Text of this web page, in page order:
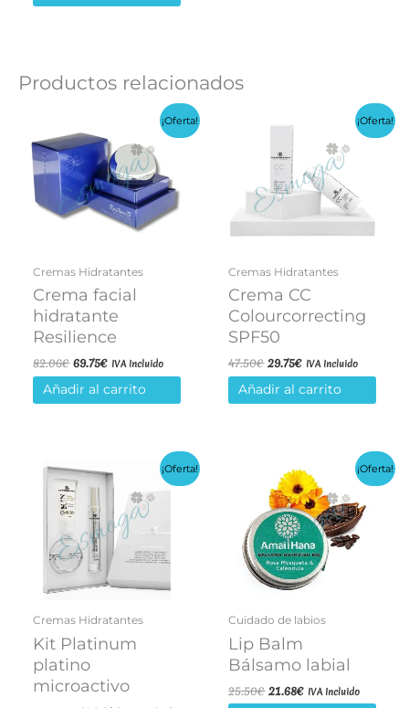
Productos relacionados
¡Oferta!
Cremas Hidratantes
Crema facial
hidratante
Resilience
82.06€El
precio
original
era:
69.75€El
precio
actual
es:
IVA Incluido
Añadir al carrito
¡Oferta!
Cremas Hidratantes
Crema CC
Colourcorrecting
SPF50
47.50€El
precio
original
era:
29.75€El
precio
actual
es:
IVA Incluido
Añadir al carrito
¡Oferta!
Cremas Hidratantes
Kit Platinum
platino
microactivo
¡Oferta!
Cuidado de labios
Lip Balm
Bálsamo labial
25.50€El
precio
21.68€El
precio
IVA Incluido